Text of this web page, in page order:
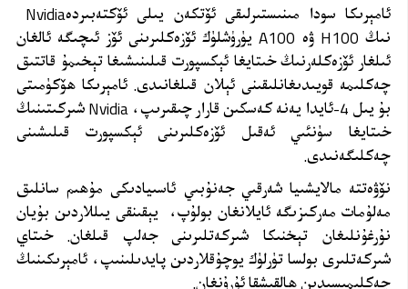
ئامېرىكا سودا مىنىستىرلىقى ئۆتكەن يىلى ئۆكتەبىردەNvidia
نىڭ H100ۋە A100 يۈرۈشلۈك ئۆزەكلىرىنى ئۆز ئىچىگە ئالغان
ئىلغار ئۆزەكلەرنىڭ خىتايغا ئېكسپورت قىلىنىشىغا تېخىمۇ قاتتىق
چەكلىمە قويىدىغانلىقىنى ئېلان قىلغانىدى. ئامېرىكا ھۆكۈمىتى
بۇ يىل 4-ئايدا يەنە كەسكىن قارار چىقىرىپ،
Nvidiaشىركىتىنىڭ
خىتايغا سۈنئىي ئەقىل ئۆزەكلىرىنى ئېكسپورت قىلىشىنى
چەكلىگەنىدى.
نۆۋەتتە مالايشىيا شەرقىي جەنۇبىي ئاسىيادىكى مۇھىم سانلىق
مەلۇمات مەركىزىگە ئايلانغان بولۇپ، يېقىنقى يىللاردىن بۇيان
نۇرغۇنلىغان تېخنىكا شىركەتلىرىنى جەلپ قىلغان. خىتاي
شىركەتلىرى بولسا تۈرلۈك يوچۇقلاردىن پايدىلىنىپ، ئامېرىكىنىڭ
چەكلىمىسىدىن ھالقىشقا ئۇرۇنغان.